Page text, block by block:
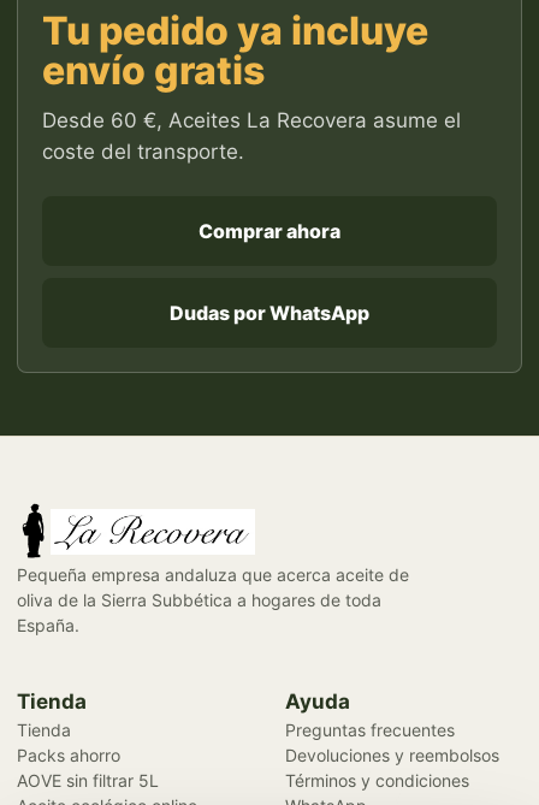
Tu pedido ya incluye
envío gratis
Desde 60 €, Aceites La Recovera asume el
coste del transporte.
Comprar ahora
Dudas por WhatsApp
Pequeña empresa andaluza que acerca aceite de
oliva de la Sierra Subbética a hogares de toda
España.
Tienda
Tienda
Packs ahorro
AOVE sin filtrar 5L
Ayuda
Preguntas frecuentes
Devoluciones y reembolsos
Términos y condiciones